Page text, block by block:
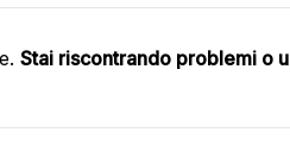
Stai riscontrando problemi o